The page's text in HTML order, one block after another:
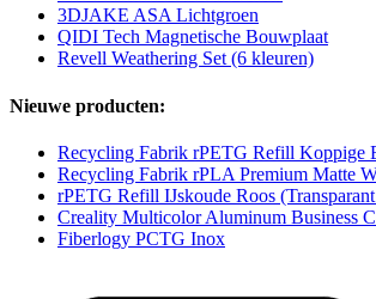
3DJAKE ASA Lichtgroen
QIDI Tech Magnetische Bouwplaat
Revell Weathering Set (6 kleuren)
Nieuwe producten:
Recycling Fabrik rPETG Refill Koppige
Recycling Fabrik rPLA Premium Matte
rPETG Refill IJskoude Roos
Creality Multicolor Aluminum Business
Fiberlogy PCTG Inox